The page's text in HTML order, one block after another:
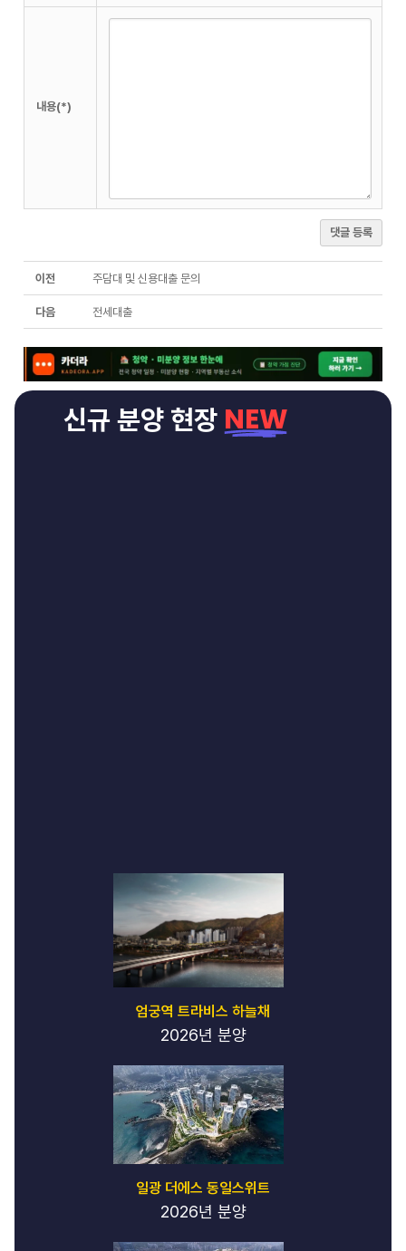
내용(*)
댓글 등록
이전 주담대 및 신용대출 문의
다음 전세대출
신규 분양 현장 NEW
엄궁역 트라비스 하늘채
2026년 분양
일광 더에스 동일스위트
2026년 분양